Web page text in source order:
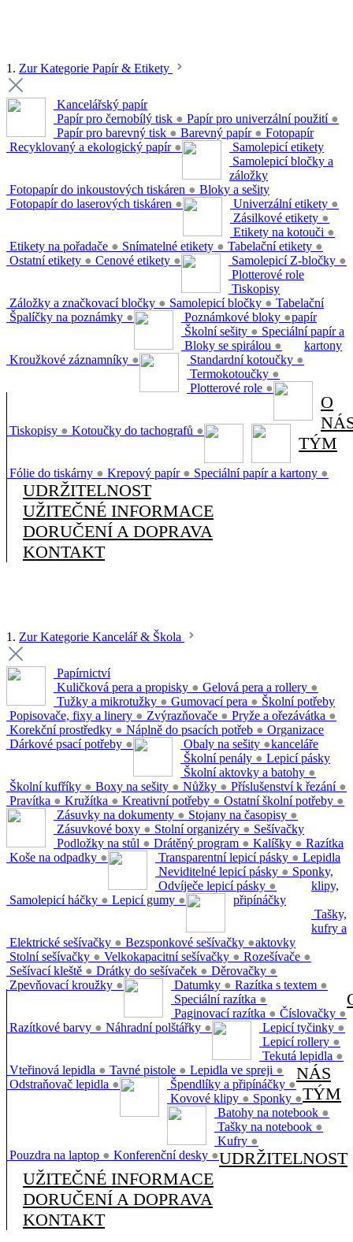
1. Zur Kategorie Papír & Etikety
Kancelářský papír
Papír pro černobílý tisk ● Papír pro univerzální použití ●
Papír pro barevný tisk ● Barevný papír ●
Recyklovaný a ekologický papír ●
Fotopapír
Fotopapír do inkoustových tiskáren ●
Fotopapír do laserových tiskáren ●
Samolepicí etikety
Univerzální etikety ●
Zásilkové etikety ●
Etikety na kotouči ●
Etikety na pořadače ● Snímatelné etikety ● Tabelační etikety ●
Ostatní etikety ● Cenové etikety ●
Samolepicí bločky a
záložky
Samolepicí Z-bločky ●
Záložky a značkovací bločky ● Samolepicí bločky ●
Špalíčky na poznámky ●
Bloky a sešity
Poznámkové bloky ●
Školní sešity ●
Bloky se spirálou ●
Kroužkové záznamníky ●
Plotterové role
Standardní kotoučky ●
Termokotoučky ●
Plotterové role ●
Tiskopisy
Tiskopisy ● Kotoučky do tachografů ●
Tabelační
papír
Speciální papír a
kartony
Fólie do tiskárny ● Krepový papír ● Speciální papír a kartony ●
O
TÝM
UDRŽITELNOST
UŽITEČNÉ INFORMACE
DORUČENÍ A DOPRAVA
KONTAKT
1. Zur Kategorie Kancelář & Škola
Papírnictví
Kuličková pera a propisky ● Gelová pera a rollery ●
Tužky a mikrotužky ● Gumovací pera ●
Popisovače, fixy a linery ● Zvýrazňovače ● Pryže a ořezávátka ●
Korekční prostředky ● Náplně do psacích potřeb ●
Dárkové psací potřeby ●
Školní potřeby
Obaly na sešity ●
Školní penály ●
Školní aktovky a batohy ●
Školní kufříky ● Boxy na sešity ● Nůžky ● Příslušenství k řezání ●
Pravítka ● Kružítka ● Kreativní potřeby ● Ostatní školní potřeby ●
Organizace
kanceláře
Zásuvky na dokumenty ● Stojany na časopisy ●
Zásuvkové boxy ● Stolní organizéry ●
Podložky na stůl ● Drátěný program ● Kalíšky ●
Koše na odpadky ●
Lepicí pásky
Transparentní lepicí pásky ●
Neviditelné lepicí pásky ●
Odvíječe lepicí pásky ●
Samolepicí háčky ● Lepicí gumy ●
Sešívačky
Elektrické sešívačky ● Bezsponkové sešívačky ●
Stolní sešívačky ● Velkokapacitní sešívačky ● Rozešívače ●
Sešívací kleště ● Drátky do sešívaček ● Děrovačky ●
Zpevňovací kroužky ●
Razítka
Datumky ● Razítka s textem ●
Speciální razítka ●
Paginovací razítka ● Číslovačky ●
Razítkové barvy ● Náhradní polštářky ●
Lepidla
Lepicí tyčinky ●
Lepicí rollery ●
Tekutá lepidla ●
Vteřinová lepidla ● Tavné pistole ● Lepidla ve spreji ●
Odstraňovač lepidla ●
Sponky,
klipy,
připínáčky
Špendlíky a připínáčky ●
Kovové klipy ● Sponky ●
Tašky,
kufry a
aktovky
Batohy na notebook ●
Tašky na notebook ●
Kufry ●
Pouzdra na laptop ● Konferenční desky ●
NÁS
TÝM
UDRŽITELNOST
UŽITEČNÉ INFORMACE
DORUČENÍ A DOPRAVA
KONTAKT